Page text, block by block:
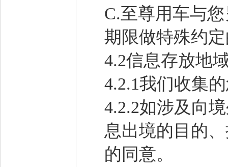
C.至尊用车与
期限做特殊约
4.2信息存放地
4.2.1我们收集
4.2.2如涉及向
息出境的目的
的同意。